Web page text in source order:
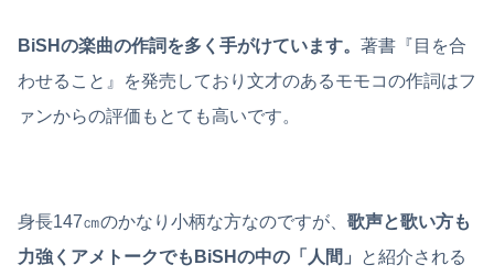
BiSHの楽曲の作詞を多く手がけています。 著書『目を合
わせること』を発売しており文才のあるモモコの作詞はフ
ァンからの評価もとても高いです。
身長147㎝のかなり小柄な方なのですが、 歌声と歌い方も
力強くアメトークでもBiSHの中の「人間」
と紹介される